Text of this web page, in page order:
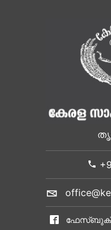
ഫേസ്ബുക്